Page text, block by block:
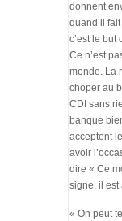
donnent
quand il
c’est le
Ce n’est
monde. La
choper au
CDI sans
banque
acceptent
avoir
dire « Ce
signe, il est
« On peut